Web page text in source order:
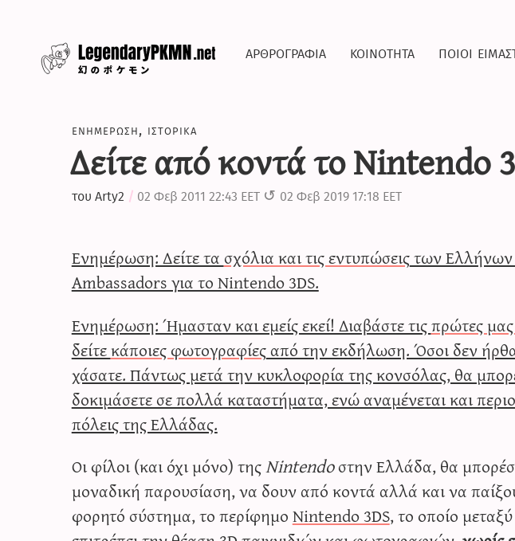
αρθρογραφια
κοινοτητα ποιοι
ενημερωση, ιστορικα
Δείτε από κοντά το Nintendo
του Arty2 02 Φεβ 2011 22:43 EET 02 Φεβ 2019 17:18 EET
Ενημέρωση: Δείτε τασχόλια και τις εντυπώσειςτων
Ambassadors για το Nintendo 3DS.
Ενημέρωση: Ήμασταν και εμείς εκεί! Διαβάστε τιςπρώτες
δείτεκάποιες φωτογραφίεςαπό την εκδήλωση. Όσοι δεν
χάσατε. Πάντως μετά την κυκλοφορία της κονσόλας, θα
δοκιμάσετε σε πολλά καταστήματα, ενώ αναμένεται και
πόλεις της Ελλάδας.
Οι φίλοι (και όχι μόνο) τηςNintendoστην Ελλάδα, θα
μοναδική παρουσίαση, να δουν από κοντά αλλά και να
φορητό σύστημα, το περίφημοNintendo 3DS, το οποίο